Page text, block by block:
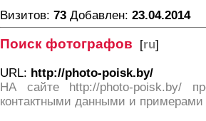
Визитов: 73 Добавлен: 23.04.2014
Поиск фотографов [ru]
URL: http://photo-poisk.by/
НА сайте http://photo-poisk.by/
контактными данными и примерами